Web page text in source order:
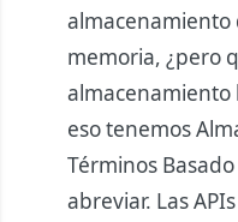
almacenamiento
memoria, ¿pero
almacenamiento
eso tenemos
Términos
abreviar. Las